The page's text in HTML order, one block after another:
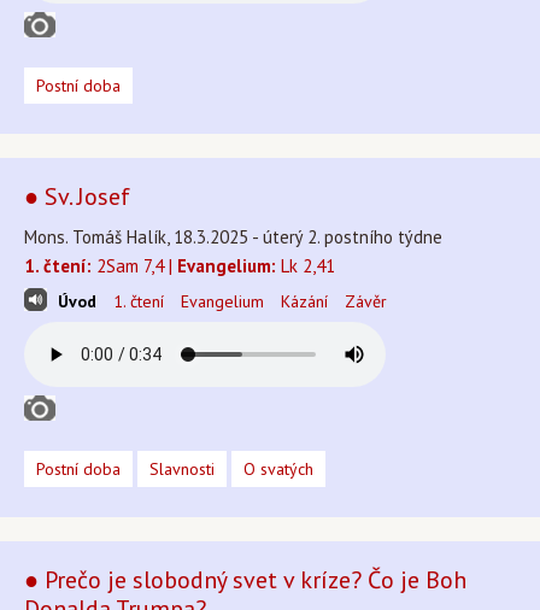
Postní doba
● Sv. Josef
Mons. Tomáš Halík, 18.3.2025 - úterý 2. postního týdne
1. čtení: 2Sam 7,4 | Evangelium: Lk 2,41
Úvod 1. čtení Evangelium Kázání Závěr
Postní doba Slavnosti O svatých
● Prečo je slobodný svet v kríze? Čo je Boh